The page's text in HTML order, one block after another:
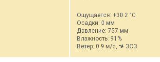
Ощущается: +30.2 °C
Осадки: 0 мм
Давление: 757 мм
Влажность: 91%
Ветер: 0.9 м/с,
ЗСЗ